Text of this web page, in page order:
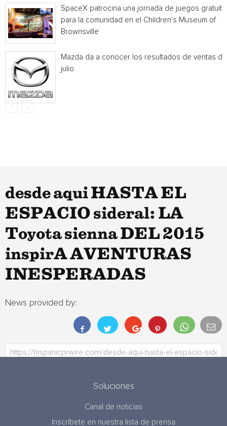
SpaceX patrocina una jornada de juegos gratuita
para la comunidad en el Children’s Museum of
Brownsville
Mazda da a conocer los resultados de ventas de
julio
desde aqui HASTA EL
ESPACIO sideral: LA
Toyota sienna DEL 2015
inspirA AVENTURAS
INESPERADAS
News provided by:
Soluciones
Canal de noticias
Inscríbete en nuestra lista de prensa